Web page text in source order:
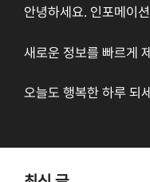
안녕하세요. 인포메이
새로운 정보를 빠르게
오늘도 행복한 하루 되